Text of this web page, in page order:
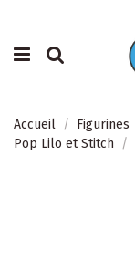
Accueil Figurines
Pop Lilo et Stitch